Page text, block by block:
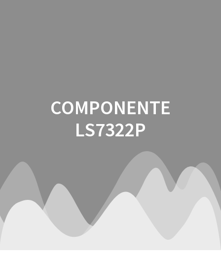
COMPONENTE
LS7322P